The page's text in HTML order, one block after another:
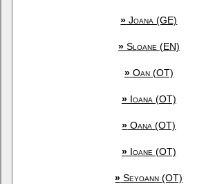
» Joana (GE)
»Sloane (EN)
»Oan (OT)
»Ioana (OT)
» Oana (OT)
»Ioane (OT)
» Seyoann (OT)